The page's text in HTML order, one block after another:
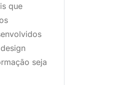
que
seja